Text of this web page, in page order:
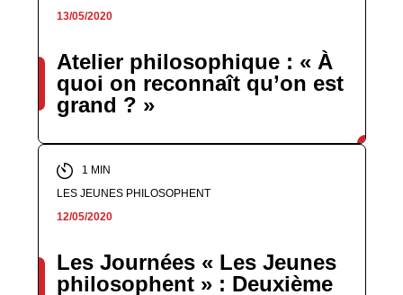
13/05/2020
Atelier philosophique : « À
quoi on reconnaît qu’on est
grand ? »
1 MIN
LES JEUNES PHILOSOPHENT
12/05/2020
Les Journées « Les Jeunes
philosophent » : Deuxième